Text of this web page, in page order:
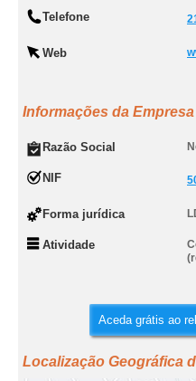
Telefone
Web
Informações da Empresa
Razão Social
NIF
Forma jurídica
Atividade
Aceda grátis ao
Localização Geográfica